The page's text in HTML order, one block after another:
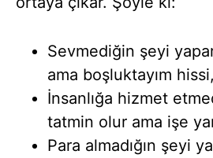
Sevmediğin şeyi
ama boşluktayım hissi,
İnsanlığa hizmet
tatmin olur ama işe
Para almadığın şeyi